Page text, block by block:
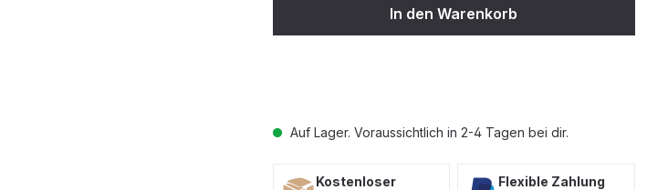
Auf Lager. Voraussichtlich in 2-4 Tagen bei dir.
In den Warenkorb
Kostenloser
Flexible Zahlung